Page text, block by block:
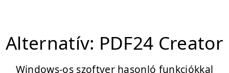
Alternatív: PDF24 Creator
Windows-os szoftver hasonló funkciókkal